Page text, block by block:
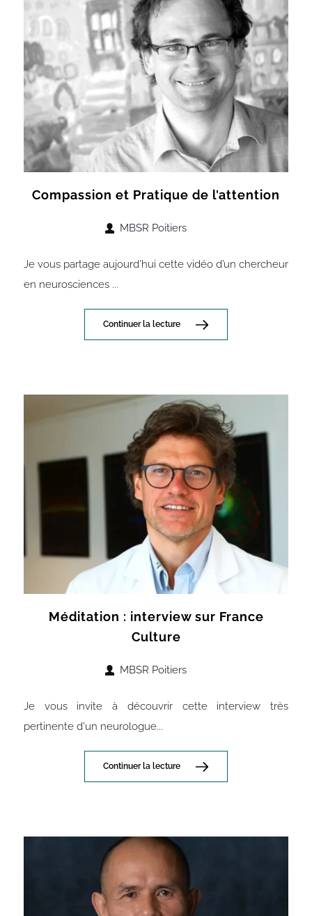
Compassion et Pratique de l’attention
MBSR Poitiers
Je vous partage aujourd’hui cette vidéo d’un chercheur
en neurosciences ...
Continuer la lecture
Méditation : interview sur France
Culture
MBSR Poitiers
Je vous invite à découvrir cette interview très
pertinente d'un neurologue...
Continuer la lecture